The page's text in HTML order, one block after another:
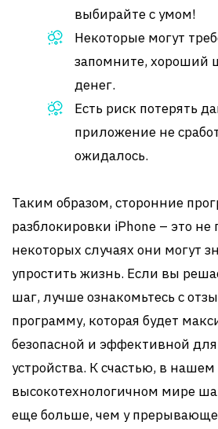
выбирайте с умом!
Некоторые могут
запомните, хороший
денег.
Есть риск потерять
приложение не
ожидалось.
Таким образом, сторонние
разблокировки iPhone – это не
некоторых случаях они могут
упростить жизнь. Если вы
шаг, лучше ознакомьтесь с
программу, которая будет
безопасной и эффективной
устройства. К счастью, в нашем
высокотехнологичном мире
еще больше, чем у